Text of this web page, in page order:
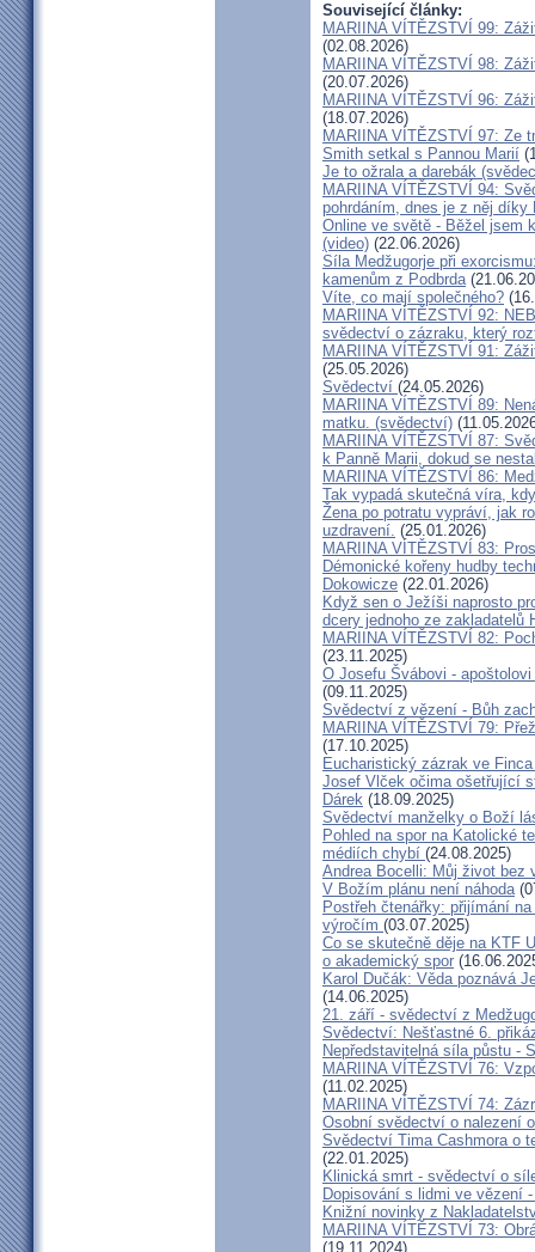
Související články:
MARIINA VÍTĚZSTVÍ 99:
(02.08.2026)
MARIINA VÍTĚZSTVÍ 98:
(20.07.2026)
MARIINA VÍTĚZSTVÍ 96:
(18.07.2026)
MARIINA VÍTĚZSTVÍ 97: Ze
Smith setkal s Pannou Marií
Je to ožrala a darebák
MARIINA VÍTĚZSTVÍ 94:
pohrdáním, dnes je z něj
Online ve světě - Běžel jsem
(video) (22.06.2026)
Síla Medžugorje při
kamenům z Podbrda
Víte, co mají společného?
MARIINA VÍTĚZSTVÍ 92:
svědectví o zázraku, který
MARIINA VÍTĚZSTVÍ 91:
(25.05.2026)
Svědectví (24.05.2026)
MARIINA VÍTĚZSTVÍ 89:
matku. (svědectví)
MARIINA VÍTĚZSTVÍ 87:
k Panně Marii, dokud se
MARIINA VÍTĚZSTVÍ 86:
Tak vypadá skutečná víra,
Žena po potratu vypráví, jak
uzdravení. (25.01.2026)
MARIINA VÍTĚZSTVÍ 83:
Démonické kořeny hudby
Dokowicze (22.01.2026)
Když sen o Ježíši naprosto
dcery jednoho ze zakladatelů
MARIINA VÍTĚZSTVÍ 82:
(23.11.2025)
O Josefu Švábovi -
(09.11.2025)
Svědectví z vězení - Bůh
MARIINA VÍTĚZSTVÍ 79:
(17.10.2025)
Eucharistický zázrak ve
Josef Vlček očima ošetřující
Dárek (18.09.2025)
Svědectví manželky o Boží
Pohled na spor na Katolické
médiích chybí (24.08.2025)
Andrea Bocelli: Můj život
V Božím plánu není náhoda
Postřeh čtenářky: přijímání
výročím (03.07.2025)
Co se skutečně děje na KTF
o akademický spor
Karol Dučák: Věda poznává
(14.06.2025)
21. září - svědectví z
Svědectví: Nešťastné 6.
Nepředstavitelná síla půstu -
MARIINA VÍTĚZSTVÍ 76:
(11.02.2025)
MARIINA VÍTĚZSTVÍ 74:
Osobní svědectví o nalezení
Svědectví Tima Cashmora o
(22.01.2025)
Klinická smrt - svědectví o
Dopisování s lidmi ve vězení
Knižní novinky z
MARIINA VÍTĚZSTVÍ 73:
(19.11.2024)